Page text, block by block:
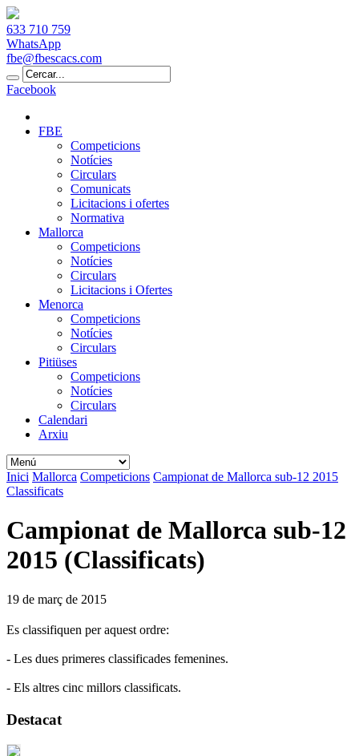
633 710 759
WhatsApp
fbe@fbescacs.com
Facebook
FBE
Competicions
Notícies
Circulars
Comunicats
Licitacions i ofertes
Normativa
Mallorca
Competicions
Notícies
Circulars
Licitacions i Ofertes
Menorca
Competicions
Notícies
Circulars
Pitiüses
Competicions
Notícies
Circulars
Calendari
Arxiu
Inici Mallorca Competicions Campionat de Mallorca sub-12 2015
Classificats
Campionat de Mallorca sub-12
2015 (Classificats)
19 de març de 2015
Es classifiquen per aquest ordre:
- Les dues primeres classificades femenines.
- Els altres cinc millors classificats.
Destacat